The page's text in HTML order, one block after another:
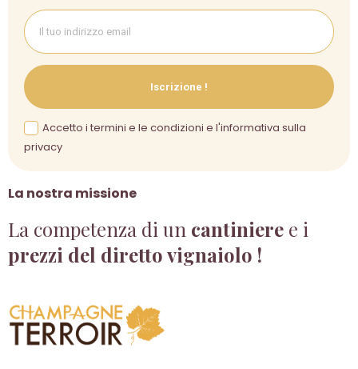
La nostra missione
La competenza di un cantiniere e i
prezzi del diretto vignaiolo !
Iscrizione !
Accetto i termini e le condizioni e l'informativa sulla
privacy